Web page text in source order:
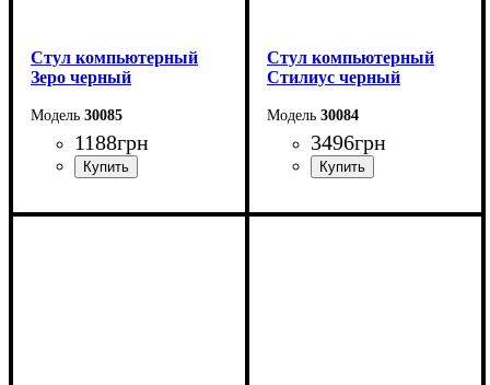
Стул компьютерный
Зеро черный
30085
1188грн
Стул компьютерный
Стилиус черный
30084
3496грн